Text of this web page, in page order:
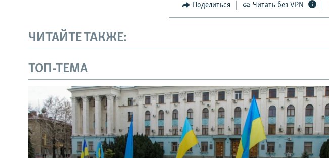
Поделиться Читать без VPN
ЧИТАЙТЕ ТАКЖЕ:
ТОП-ТЕМА